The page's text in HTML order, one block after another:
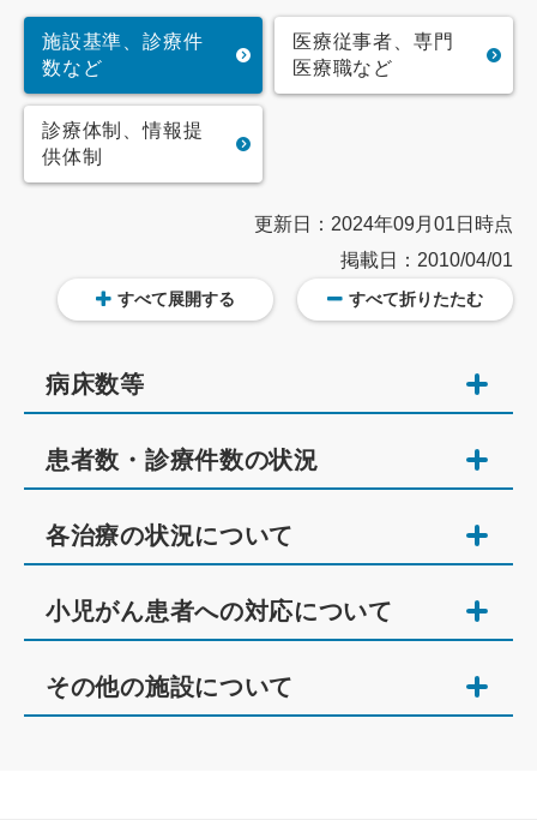
施設基準、診療件
数など
医療従事者、専門
医療職など
診療体制、情報提
供体制
更新日：2024年09月01日時点
掲載日：2010/04/01
すべて展開する すべて折りたたむ
病床数等
患者数・診療件数の状況
各治療の状況について
小児がん患者への対応について
その他の施設について